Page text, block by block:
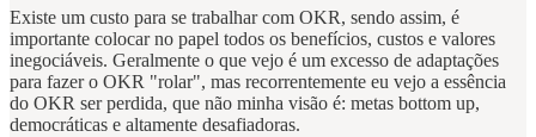
Existe um custo para se trabalhar com OKR, sendo assim, é
importante colocar no papel todos os benefícios, custos e valores
inegociáveis. Geralmente o que vejo é um excesso de adaptações
para fazer o OKR "rolar", mas recorrentemente eu vejo a essência
do OKR ser perdida, que não minha visão é: metas bottom up,
democráticas e altamente desafiadoras.